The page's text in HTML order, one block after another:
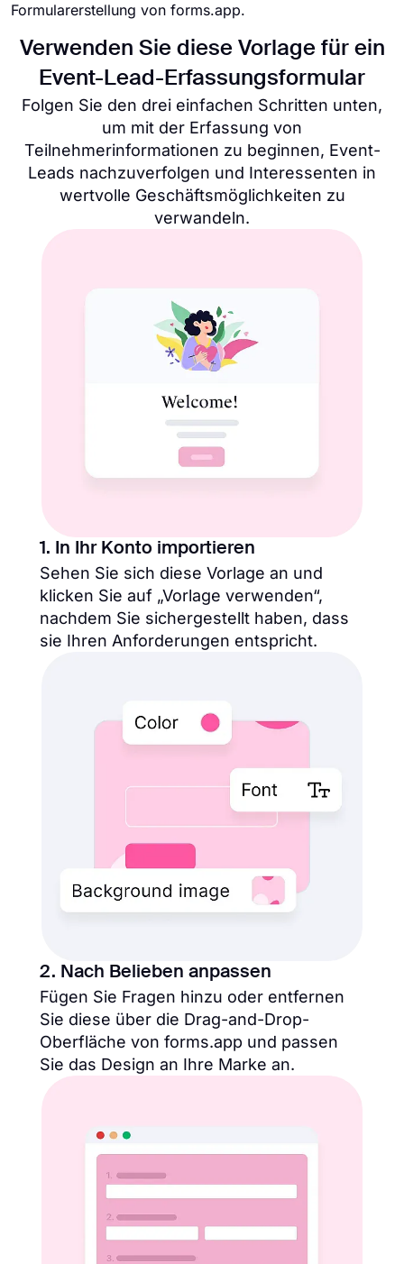
Formularerstellung von forms.app.
Verwenden Sie diese Vorlage für ein
Event-Lead-Erfassungsformular
Folgen Sie den drei einfachen Schritten unten,
um mit der Erfassung von
Teilnehmerinformationen zu beginnen, Event-
Leads nachzuverfolgen und Interessenten in
wertvolle Geschäftsmöglichkeiten zu
verwandeln.
1. In Ihr Konto importieren
Sehen Sie sich diese Vorlage an und
klicken Sie auf „Vorlage verwenden“,
nachdem Sie sichergestellt haben, dass
sie Ihren Anforderungen entspricht.
2. Nach Belieben anpassen
Fügen Sie Fragen hinzu oder entfernen
Sie diese über die Drag-and-Drop-
Oberfläche von forms.app und passen
Sie das Design an Ihre Marke an.